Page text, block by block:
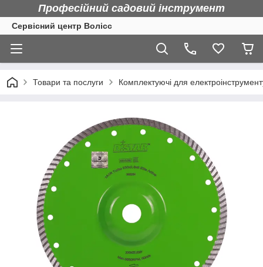
Професійний садовий інструмент
Сервісний центр Волісс
Товари та послуги Комплектуючі для